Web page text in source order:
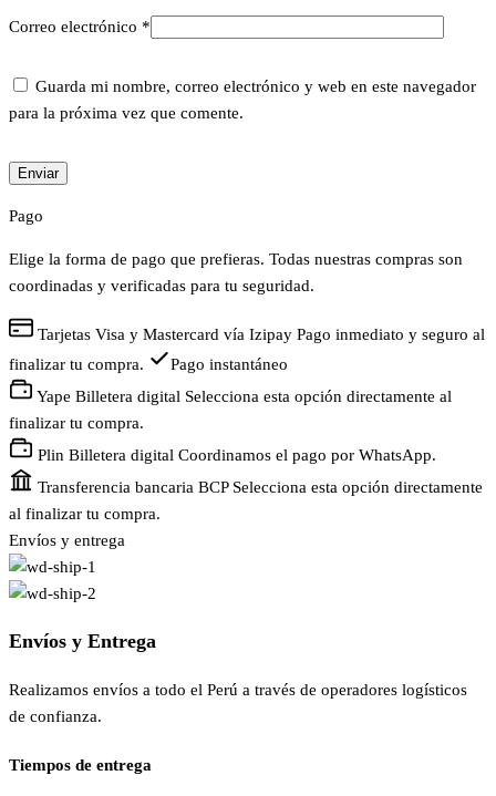
Correo electrónico *
Guarda mi nombre, correo electrónico y web en este navegador
para la próxima vez que comente.
Pago
Elige la forma de pago que prefieras. Todas nuestras compras son
coordinadas y verificadas para tu seguridad.
Tarjetas Visa y Mastercard vía Izipay Pago inmediato y seguro al
finalizar tu compra.
Pago instantáneo
Yape Billetera digital Selecciona esta opción directamente al
finalizar tu compra.
Plin Billetera digital Coordinamos el pago por WhatsApp.
Transferencia bancaria BCP Selecciona esta opción directamente
al finalizar tu compra.
Envíos y entrega
Envíos y Entrega
Realizamos envíos a todo el Perú a través de operadores logísticos
de confianza.
Tiempos de entrega